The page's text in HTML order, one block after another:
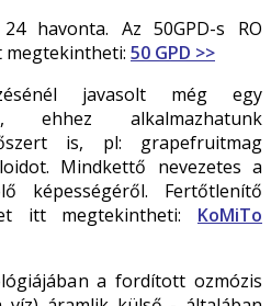
havonta. Az 50GPD-s RO
megtekintheti: 50 GPD >>
javasolt még egy
ehhez alkalmazhatunk
is, pl: grapefruitmag
Mindkettő nevezetes a
képességéről. Fertőtlenítő
itt megtekintheti: KoMiTo
a fordított ozmózis